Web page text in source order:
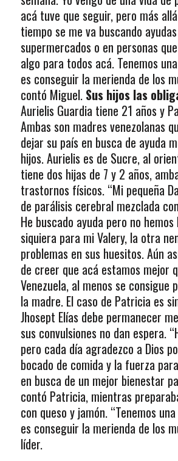
acá tuve que seguir, pero más
tiempo se me va buscando
supermercados o en personas
algo para todos acá. Tenemos
es conseguir la merienda de los
contó Miguel. Sus hijos las
Aurielis Guardia tiene 21 años y
Ambas son madres venezolanas
dejar su país en busca de ayuda
hijos. Aurielis es de Sucre, al
tiene dos hijas de 7 y 2 años,
trastornos físicos. “Mi pequeña
de parálisis cerebral mezclada
He buscado ayuda pero no
siquiera para mi Valery, la otra
problemas en sus huesitos. Aún
de creer que acá estamos mejor
Venezuela, al menos se consigue
la madre. El caso de Patricia es
Jhosept Elías debe permanecer
sus convulsiones no dan espera.
pero cada día agradezco a Dios
bocado de comida y la fuerza
en busca de un mejor bienestar
contó Patricia, mientras
con queso y jamón. “Tenemos
es conseguir la merienda de los
líder.